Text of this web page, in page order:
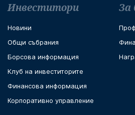
Футър навигация
Инвеститори
Новини
Общи събрания
Борсова информация
Клуб на инвеститорите
Финансова информация
Корпоративно управление
За